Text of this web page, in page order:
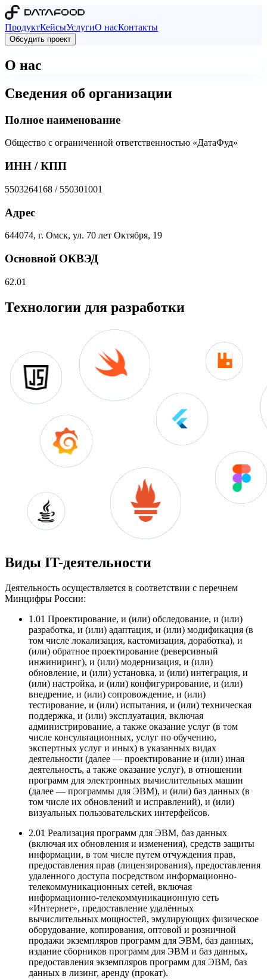
ПродуктКейсыУслугиО насКонтакты
Обсудить проект
О нас
Сведения об организации
Полное наименование
Общество с ограниченной ответственностью «ДатаФуд»
ИНН / КПП
5503264168 / 550301001
Адрес
644074, г. Омск, ул. 70 лет Октября, 19
Основной ОКВЭД
62.01
Технологии для разработки
Виды IT-деятельности
Деятельность осуществляется в соответствии с перечнем
Минцифры России:
1.01 Проектирование, и (или) обследование, и (или)
разработка, и (или) адаптация, и (или) модификация (в
том числе локализация, кастомизация, доработка), и
(или) обратное проектирование (реверсивный
инжиниринг), и (или) модернизация, и (или)
обновление, и (или) установка, и (или) интеграция, и
(или) настройка, и (или) конфигурирование, и (или)
внедрение, и (или) сопровождение, и (или)
тестирование, и (или) испытания, и (или) техническая
поддержка, и (или) эксплуатация, включая
администрирование, а также оказание услуг (в том
числе консультационных, услуг по обучению,
экспертных услуг и иных) в указанных видах
деятельности (далее — проектирование и (или) иная
деятельность, а также оказание услуг), в отношении
программ для электронных вычислительных машин
(далее — программы для ЭВМ), и (или) баз данных (в
том числе их обновлений и исправлений), и (или)
визуальных пользовательских интерфейсов.
2.01 Реализация программ для ЭВМ, баз данных
(включая их обновления и изменения), средств защиты
информации, в том числе путем отчуждения прав,
предоставления прав (лицензирования), предоставления
удаленного доступа посредством информационно-
телекоммуникационных сетей, включая
информационно-телекоммуникационную сеть
«Интернет», предоставление удалённых
вычислительных мощностей, эмулирующих физическое
оборудование, копирования, оптовой и розничной
продажи экземпляров программ для ЭВМ, баз данных,
издание сборников программ для ЭВМ и баз данных,
предоставления экземпляров программ для ЭВМ, баз
данных в лизинг, аренду (прокат).